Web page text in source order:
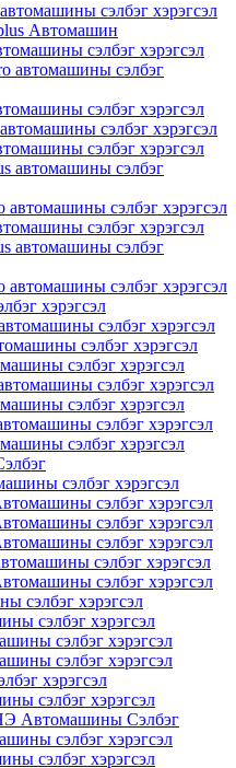
сэлбэг хэрэгсэл
Автомашин
сэлбэг хэрэгсэл
автомашины сэлбэг
сэлбэг хэрэгсэл
сэлбэг хэрэгсэл
сэлбэг хэрэгсэл
автомашины сэлбэг
автомашины сэлбэг хэрэгсэл
сэлбэг хэрэгсэл
автомашины сэлбэг
автомашины сэлбэг хэрэгсэл
хэрэгсэл
сэлбэг хэрэгсэл
сэлбэг хэрэгсэл
сэлбэг хэрэгсэл
сэлбэг хэрэгсэл
сэлбэг хэрэгсэл
сэлбэг хэрэгсэл
сэлбэг хэрэгсэл
сэлбэг хэрэгсэл
сэлбэг хэрэгсэл
сэлбэг хэрэгсэл
сэлбэг хэрэгсэл
сэлбэг хэрэгсэл
сэлбэг хэрэгсэл
сэлбэг хэрэгсэл
сэлбэг хэрэгсэл
сэлбэг хэрэгсэл
сэлбэг хэрэгсэл
хэрэгсэл
сэлбэг хэрэгсэл
Автомашины Сэлбэг
сэлбэг хэрэгсэл
сэлбэг хэрэгсэл